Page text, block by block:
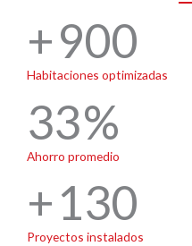
900
Habitaciones optimizadas
33
Ahorro promedio
130
Proyectos instalados